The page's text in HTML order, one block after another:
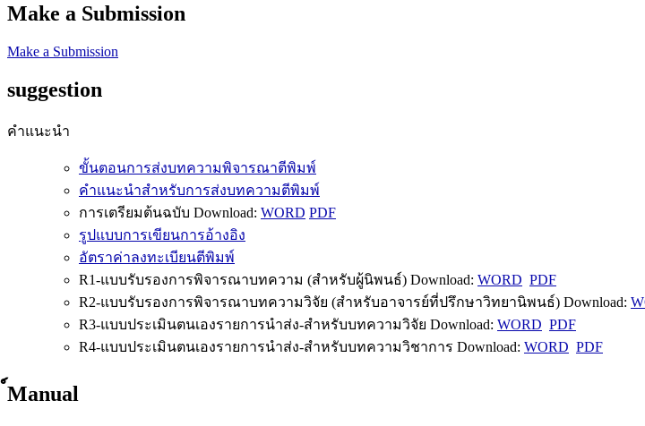
Make a Submission
Make a Submission
suggestion
คำแนะนำ
ขั้นตอนการส่งบทความพิจารณาตีพิมพ์
คำแนะนำสำหรับการส่งบทความตีพิมพ์
การเตรียมต้นฉบับ Download: WORD PDF
รูปแบบการเขียนการอ้างอิง
อัตราค่าลงทะเบียนตีพิมพ์
R1-แบบรับรองการพิจารณาบทความ (สำหรับผู้นิพนธ์) Download: WORD PDF
R2-แบบรับรองการพิจารณาบทความวิจัย (สำหรับอาจารย์ที่ปรึกษาวิทยานิพนธ์) Download:
R3-แบบประเมินตนเองรายการนำส่ง-สำหรับบทความวิจัย Download: WORD PDF
R4-แบบประเมินตนเองรายการนำส่ง-สำหรับบทความวิชาการ Download: WORD PDF
์Manual